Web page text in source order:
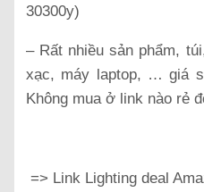
30300y)
– Rất nhiều sản phẩm,
xạc, máy laptop, … giá
Không mua ở link nào rẻ
=> Link Lighting deal